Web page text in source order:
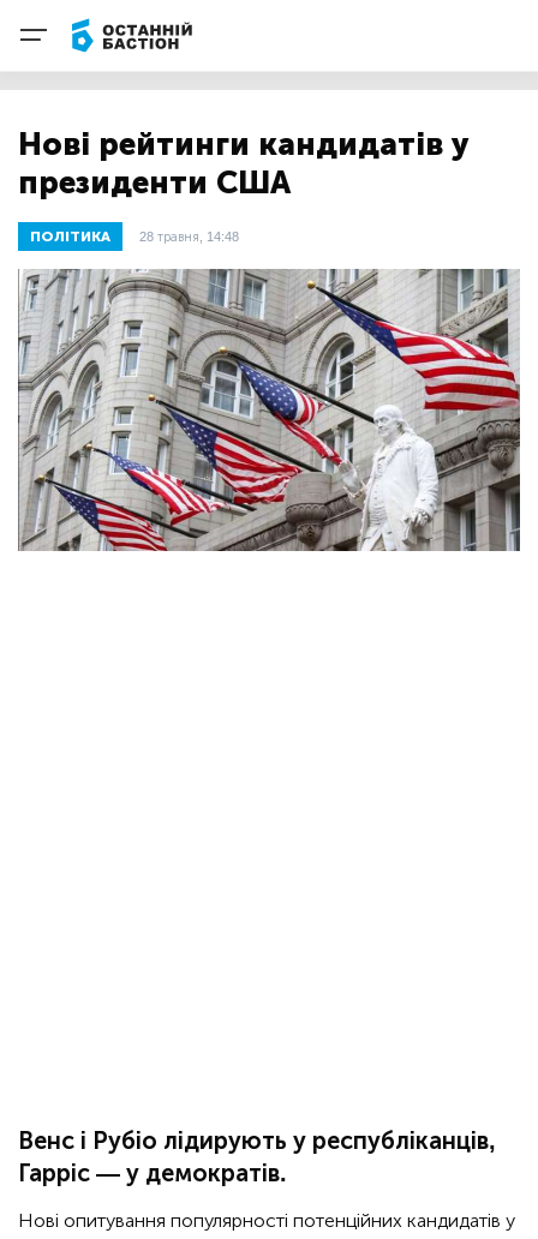
Нові рейтинги кандидатів у
президенти США
ПОЛІТИКА 28 травня, 14:48
Венс і Рубіо лідирують у республіканців,
Гарріс — у демократів.
Нові опитування популярності потенційних кандидатів у